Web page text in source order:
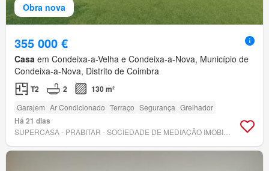
Obra nova
355 000 €
Casa em Condeixa-a-Velha e Condeixa-a-Nova, Município de
Condeixa-a-Nova, Distrito de Coimbra
T2 2 130 m²
Garajem Ar Condicionado Terraço Segurança Grelhador
Há 21 dias